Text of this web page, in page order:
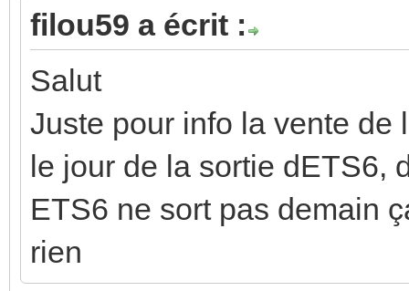
filou59 a écrit :
Salut
Juste pour info la vente de
le jour de la sortie dETS6,
ETS6 ne sort pas demain
rien